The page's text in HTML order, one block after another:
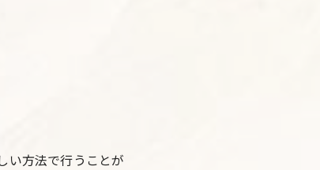
い方法で行うことが